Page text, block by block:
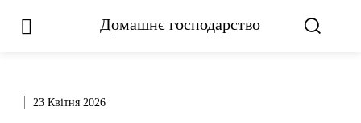
Домашнє господарство
23 Квітня 2026